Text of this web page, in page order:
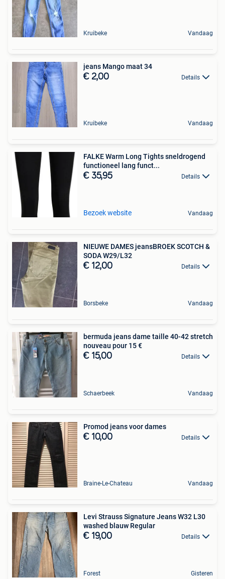
Kruibeke Vandaag
jeans Mango maat 34
€ 2,00 Details
Kruibeke Vandaag
FALKE Warm Long Tights sneldrogend
functioneel lang funct...
€ 35,95 Details
Bezoek website Vandaag
NIEUWE DAMES jeansBROEK SCOTCH &
SODA W29/L32
€ 12,00 Details
Borsbeke Vandaag
bermuda jeans dame taille 40-42 stretch
nouveau pour 15 €
€ 15,00 Details
Schaerbeek Vandaag
Promod jeans voor dames
€ 10,00 Details
Braine-Le-Chateau Vandaag
Levi Strauss Signature Jeans W32 L30
washed blauw Regular
€ 19,00 Details
Forest Gisteren